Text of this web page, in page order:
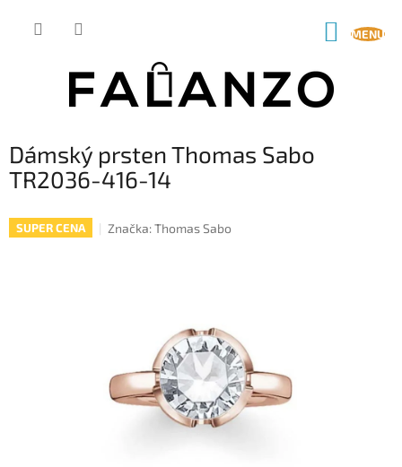
Dámský prsten Thomas Sabo
TR2036-416-14
SUPER CENA Značka:Thomas Sabo